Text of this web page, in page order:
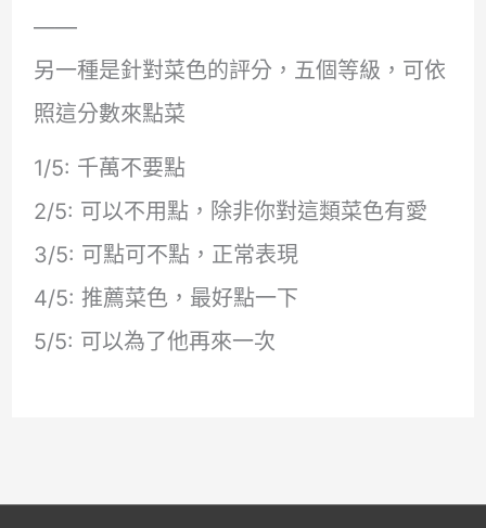
——
另一種是針對菜色的評分，五個等級，可依
照這分數來點菜
1/5: 千萬不要點
2/5: 可以不用點，除非你對這類菜色有愛
3/5: 可點可不點，正常表現
4/5: 推薦菜色，最好點一下
5/5: 可以為了他再來一次